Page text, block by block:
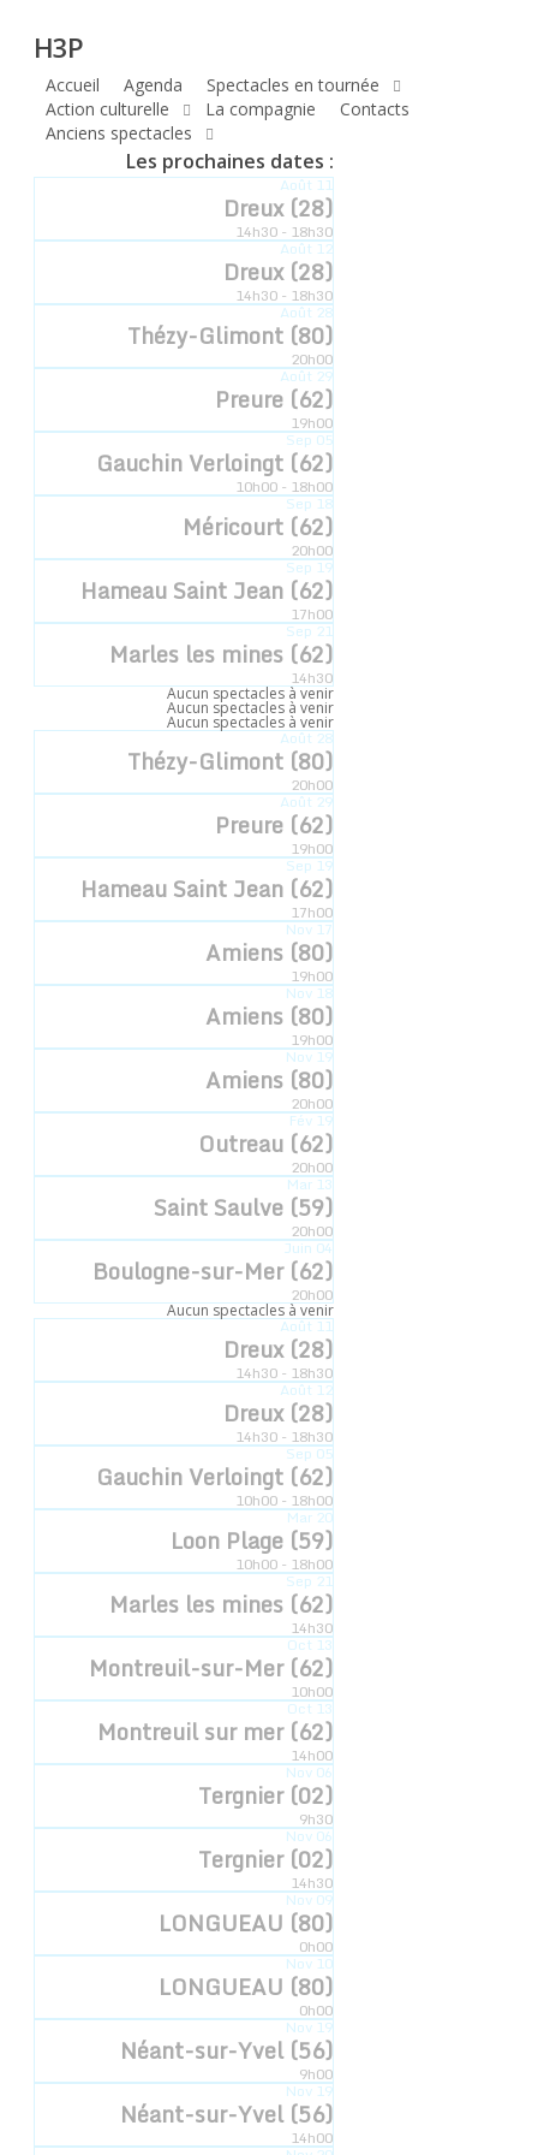
content
H3P
Compagnie
hyperbole
à trois poils
Compagnie Hyperbole à Trois Poils Retrouvez-
nous sur notre communauté
H3P
Accueil Agenda
Spectacles en tournée
Action culturelle
La compagnie
Contacts
Anciens spectacles
Les prochaines dates :
Août11
Dreux (28)
14h30 - 18h30
Août12
Dreux (28)
14h30 - 18h30
Août28
Thézy-Glimont (80)
20h00
Août29
Preure (62)
19h00
Sep05
Gauchin Verloingt (62)
10h00 - 18h00
Sep18
Méricourt (62)
20h00
Sep19
Hameau Saint Jean (62)
17h00
Sep21
Marles les mines (62)
14h30
Aucun spectacles à venir
Aucun spectacles à venir
Aucun spectacles à venir
Août28
Thézy-Glimont (80)
20h00
Août29
Preure (62)
19h00
Sep19
Hameau Saint Jean (62)
17h00
Nov17
Amiens (80)
19h00
Nov18
Amiens (80)
19h00
Nov19
Amiens (80)
20h00
Fév19
Outreau (62)
20h00
Mar13
Saint Saulve (59)
20h00
Juin04
Boulogne-sur-Mer (62)
20h00
Aucun spectacles à venir
Août11
Dreux (28)
14h30 - 18h30
Août12
Dreux (28)
14h30 - 18h30
Sep05
Gauchin Verloingt (62)
10h00 - 18h00
Mar20
Loon Plage (59)
10h00 - 18h00
Sep21
Marles les mines (62)
14h30
Oct13
Montreuil-sur-Mer (62)
10h00
Oct13
Montreuil sur mer (62)
14h00
Nov06
Tergnier (02)
9h30
Nov06
Tergnier (02)
14h30
Nov09
LONGUEAU (80)
0h00
Nov10
LONGUEAU (80)
0h00
Nov19
Néant-sur-Yvel (56)
9h00
Nov19
Néant-sur-Yvel (56)
14h00
»Saint Vaast en Chaussée (80)
« Tous les Évènements
Cet évènement est passé.
Saint Vaast en Chaussée (80)
Ajouter au calendrier
Date :
Heure :
Catégorie d’Évènement:
Cabaret des oubliées
LIEU
Salle polyvalente
+ Google Map
Inscription newsletter
© 2022 - Compagnie Hyperbole à Trois Poils
Mentions légales
Graphique:D.DELCOQUE